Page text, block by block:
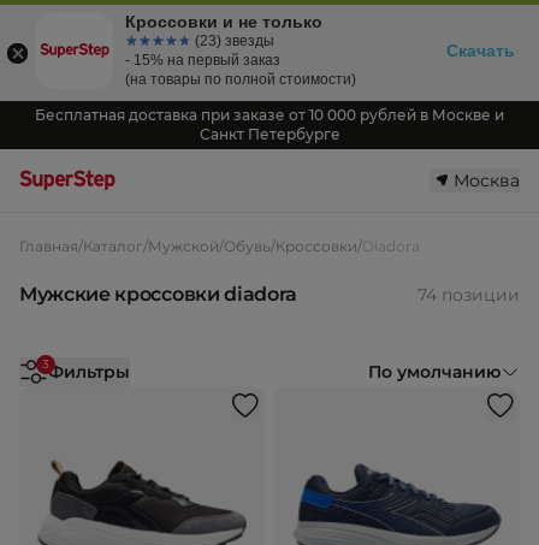
Бесплатная доставка при заказе от 10 000 рублей в Москве и
Санкт Петербурге
Москва
Главная/Каталог/Мужской/Обувь/Кроссовки/Diadora
Мужские кроссовки diadora 74 позиции
3Фильтры По умолчанию
Кроссовки и не только
☆☆☆☆☆
★★★★★ (23) звезды
- 15% на первый заказ
(на товары по полной стоимости)
Скачать